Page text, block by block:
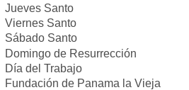
Jueves Santo
Viernes Santo
Sábado Santo
Domingo de Resurrección
Día del Trabajo
Fundación de Panama la Vieja